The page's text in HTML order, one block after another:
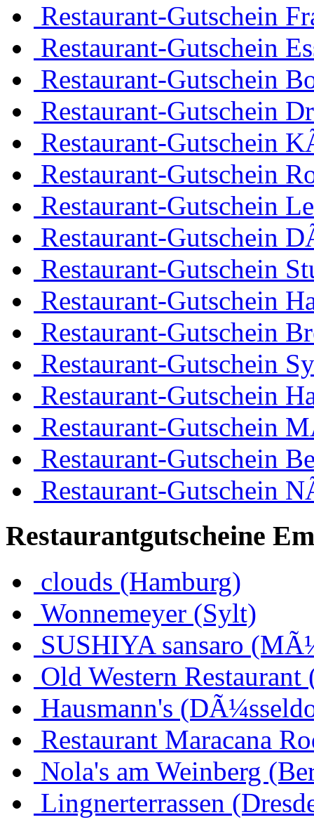
Restaurant-Gutschein
Restaurant-Gutschein
Restaurant-Gutschein
Restaurant-Gutschein
Restaurant-Gutschein
Restaurant-Gutschein
Restaurant-Gutschein
Restaurant-Gutschein
Restaurant-Gutschein
Restaurant-Gutschein
Restaurant-Gutschein
Restaurant-Gutschein
Restaurant-Gutschein
Restaurant-Gutschein
Restaurant-Gutschein
Restaurant-Gutschein
Restaurantgutscheine
clouds (Hamburg)
Wonnemeyer (Sylt)
SUSHIYA sansaro
Old Western Restaurant
Hausmann's
Restaurant Maracana
Nola's am Weinberg
Lingnerterrassen